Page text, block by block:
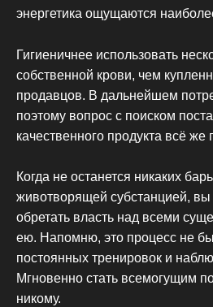
энергетика ощущаются
Гигиеничнее использовать
собственной крови, чем
продавцов. В дальнейшем
поэтому вопрос с поиском
качественного продукта всё же
Когда не останется никаких
животворящей субстанцией, вы
обретать власть над всеми
ею. Напомню, это процесс не
постоянных тренировок и
Мгновенно стать всемогущим
никому.